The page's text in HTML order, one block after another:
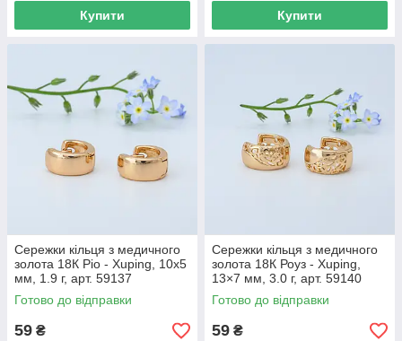
Купити Купити
Сережки кільця з медичного
золота 18К Ріо - Xuping, 10х5
мм, 1.9 г, арт. 59137
Готово до відправки
59 ₴
Сережки кільця з медичного
золота 18К Роуз - Xuping,
13×7 мм, 3.0 г, арт. 59140
Готово до відправки
59 ₴